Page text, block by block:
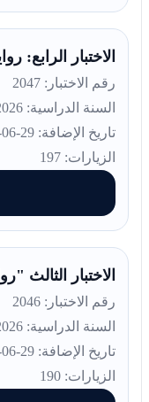
الاختبار الرابع:
رقم الاختبار: 2047
السنة الدراسية: 2025/2026
تاريخ الإضافة: 29-06-2026
الزيارات: 197
الاختبار الثالث
رقم الاختبار: 2046
السنة الدراسية: 2025/2026
تاريخ الإضافة: 29-06-2026
الزيارات: 190